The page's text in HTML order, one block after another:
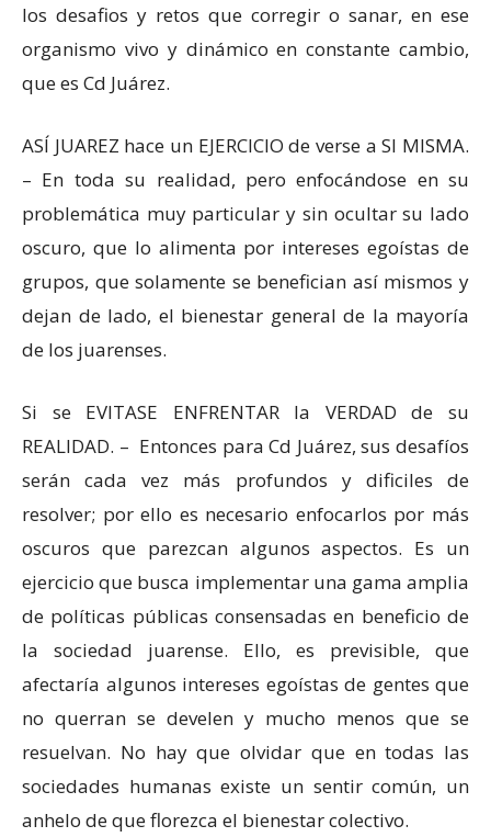
los desafios y retos que corregir o sanar, en ese
organismo vivo y dinámico en constante cambio,
que es Cd Juárez.
ASÍ JUAREZ hace un EJERCICIO de verse a SI MISMA.
– En toda su realidad, pero enfocándose en su
problemática muy particular y sin ocultar su lado
oscuro, que lo alimenta por intereses egoístas de
grupos, que solamente se benefician así mismos y
dejan de lado, el bienestar general de la mayoría
de los juarenses.
Si se EVITASE ENFRENTAR la VERDAD de su
REALIDAD. – Entonces para Cd Juárez, sus desafíos
serán cada vez más profundos y dificiles de
resolver; por ello es necesario enfocarlos por más
oscuros que parezcan algunos aspectos. Es un
ejercicio que busca implementar una gama amplia
de políticas públicas consensadas en beneficio de
la sociedad juarense. Ello, es previsible, que
afectaría algunos intereses egoístas de gentes que
no querran se develen y mucho menos que se
resuelvan. No hay que olvidar que en todas las
sociedades humanas existe un sentir común, un
anhelo de que florezca el bienestar colectivo.